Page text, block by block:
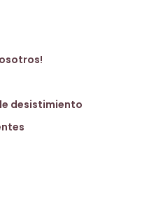
desistimiento